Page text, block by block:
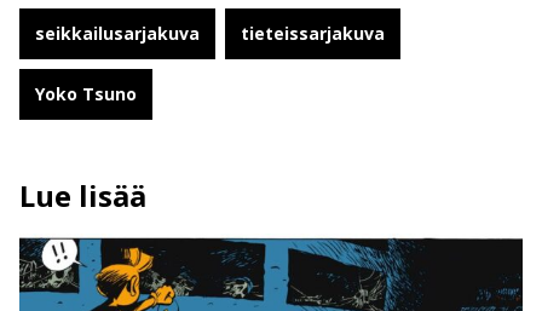
seikkailusarjakuva tieteissarjakuva
Yoko Tsuno
Lue lisää